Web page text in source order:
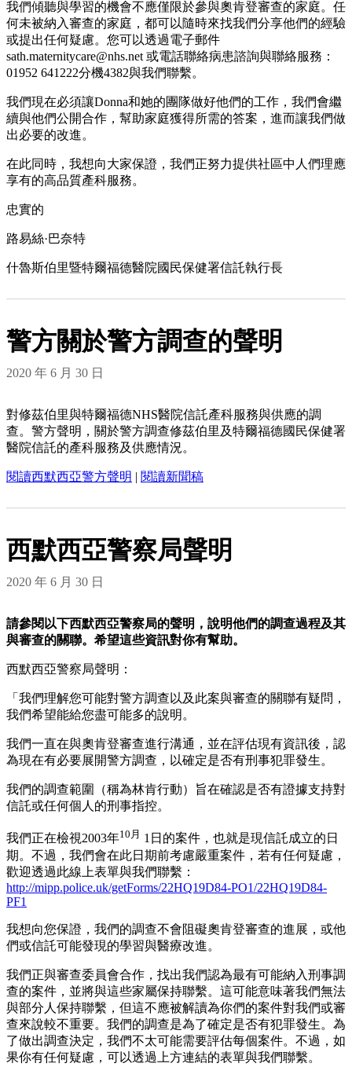
我們傾聽與學習的機會不應僅限於參與奧肯登審查的家庭。任
何未被納入審查的家庭，都可以隨時來找我們分享他們的經驗
或提出任何疑慮。您可以透過電子郵件
sath.maternitycare@nhs.net 或電話聯絡病患諮詢與聯絡服務：
01952 641222分機4382與我們聯繫。
我們現在必須讓Donna和她的團隊做好他們的工作，我們會繼
續與他們公開合作，幫助家庭獲得所需的答案，進而讓我們做
出必要的改進。
在此同時，我想向大家保證，我們正努力提供社區中人們理應
享有的高品質產科服務。
忠實的
路易絲·巴奈特
什魯斯伯里暨特爾福德醫院國民保健署信託執行長
警方關於警方調查的聲明
2020 年 6 月 30 日
對修茲伯里與特爾福德NHS醫院信託產科服務與供應的調
查。警方聲明，關於警方調查修茲伯里及特爾福德國民保健署
醫院信託的產科服務及供應情況。
閱讀西默西亞警方聲明 | 閱讀新聞稿
西默西亞警察局聲明
2020 年 6 月 30 日
請參閱以下西默西亞警察局的聲明，說明他們的調查過程及其
與審查的關聯。希望這些資訊對你有幫助。
西默西亞警察局聲明：
「我們理解您可能對警方調查以及此案與審查的關聯有疑問，
我們希望能給您盡可能多的說明。
我們一直在與奧肯登審查進行溝通，並在評估現有資訊後，認
為現在有必要展開警方調查，以確定是否有刑事犯罪發生。
我們的調查範圍（稱為林肯行動）旨在確認是否有證據支持對
信託或任何個人的刑事指控。
我們正在檢視2003年10月 1日的案件，也就是現信託成立的日
期。不過，我們會在此日期前考慮嚴重案件，若有任何疑慮，
歡迎透過此線上表單與我們聯繫：
http://mipp.police.uk/getForms/22HQ19D84-PO1/22HQ19D84-
PF1
我想向您保證，我們的調查不會阻礙奧肯登審查的進展，或他
們或信託可能發現的學習與醫療改進。
我們正與審查委員會合作，找出我們認為最有可能納入刑事調
查的案件，並將與這些家屬保持聯繫。這可能意味著我們無法
與部分人保持聯繫，但這不應被解讀為你們的案件對我們或審
查來說較不重要。我們的調查是為了確定是否有犯罪發生。為
了做出調查決定，我們不太可能需要評估每個案件。不過，如
果你有任何疑慮，可以透過上方連結的表單與我們聯繫。